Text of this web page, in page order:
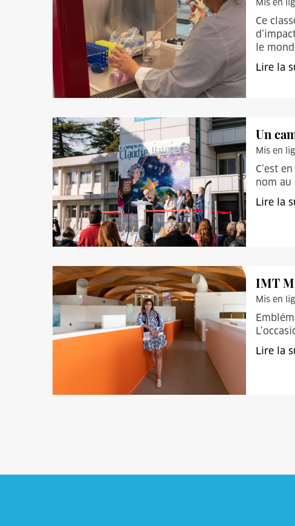
Mis en
Ce
le
Lire la
Un
Mis en
C’est
nom au
Lire la
IMT
Mis en
Lire la